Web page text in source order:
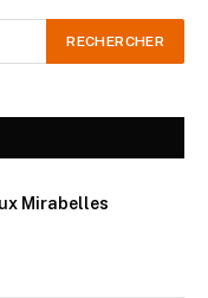
Mirabelles